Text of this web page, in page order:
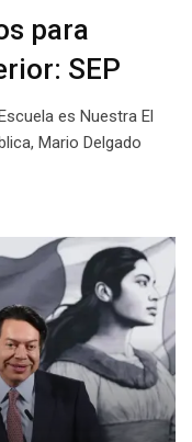
para
SEP
es Nuestra El
Mario Delgado